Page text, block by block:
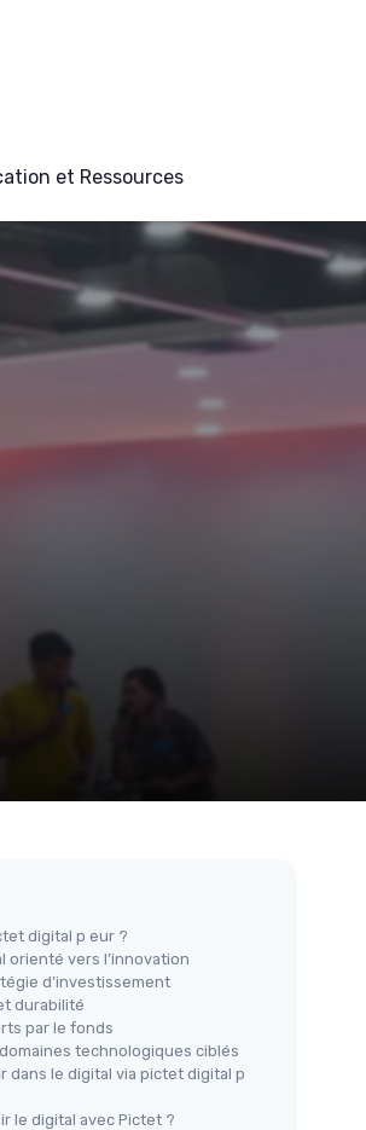
et Ressources
digital p eur ?
orienté vers l’innovation
d’investissement
durabilité
par le fonds
technologiques ciblés
dans le digital via pictet digital p
le digital avec Pictet ?